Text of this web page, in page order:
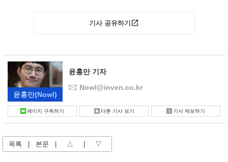
기사 공유하기
윤홍만(Nowl)
윤홍만 기자
Nowl@inven.co.kr
페이지 구독하기 다른 기사 보기 기사 제보하기
목록 본문 △ ▽